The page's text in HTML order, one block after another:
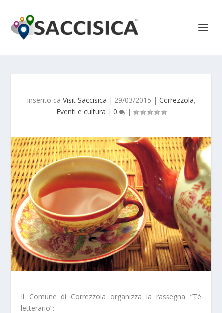
Inserito da Visit Saccisica | 29/03/2015 | Correzzola,
Eventi e cultura | 0 |
Il Comune di Correzzola organizza la rassegna “Tè
letterario”: